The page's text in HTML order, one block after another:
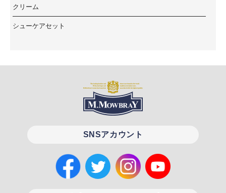
クリーム
シューケアセット
SNSアカウント